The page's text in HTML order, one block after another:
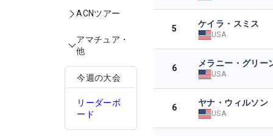
ACNツアー
アマチュア・
他
今週の大会
リーダーボ
ード
5 ケイラ・スミス
USA
6 メラニー・グリー
USA
6 ヤナ・ウィルソン
USA